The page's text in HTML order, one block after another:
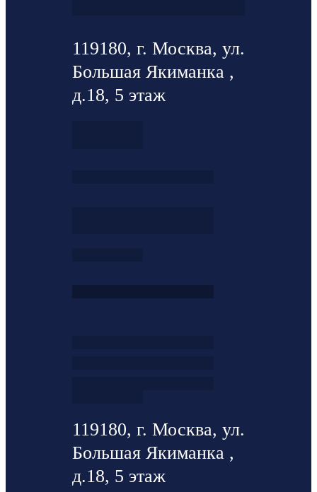
119180, г. Москва, ул.
Большая Якиманка ,
д.18, 5 этаж
119180, г. Москва, ул.
Большая Якиманка ,
д.18, 5 этаж